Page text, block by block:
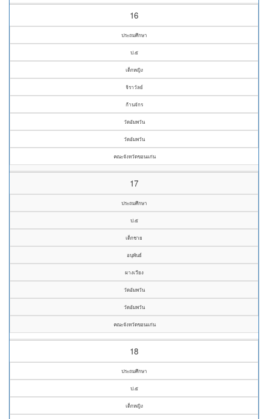
16
ประถมศึกษา
ป.๕
เด็กหญิง
จิราวัลย์
ก้านจักร
วัดอัมพวัน
วัดอัมพวัน
คณะจังหวัดขอนแก่น
17
ประถมศึกษา
ป.๕
เด็กชาย
อนุพันธ์
ผางเวียง
วัดอัมพวัน
วัดอัมพวัน
คณะจังหวัดขอนแก่น
18
ประถมศึกษา
ป.๕
เด็กหญิง